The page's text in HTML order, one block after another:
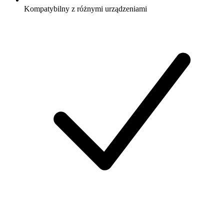
Kompatybilny z różnymi urządzeniami